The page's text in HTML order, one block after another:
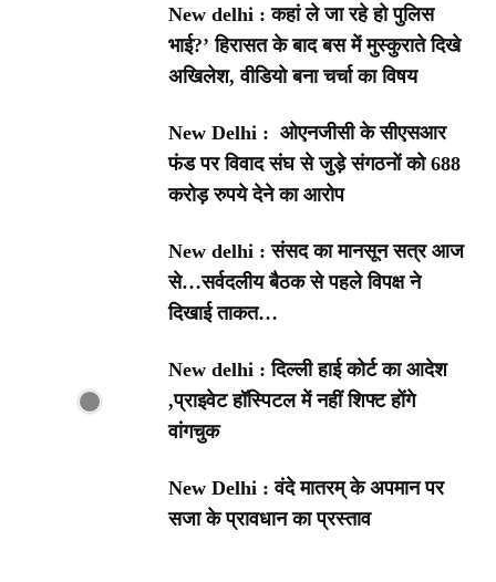
New delhi : कहां ले जा रहे हो पुलिस
भाई?’ हिरासत के बाद बस में मुस्कुराते दिखे
अखिलेश, वीडियो बना चर्चा का विषय
New Delhi : ओएनजीसी के सीएसआर
फंड पर विवाद संघ से जुड़े संगठनों को 688
करोड़ रुपये देने का आरोप
New delhi : संसद का मानसून सत्र आज
से…सर्वदलीय बैठक से पहले विपक्ष ने
दिखाई ताकत…
New delhi : दिल्ली हाई कोर्ट का आदेश
,प्राइवेट हॉस्पिटल में नहीं शिफ्ट होंगे
वांगचुक
New Delhi : वंदे मातरम् के अपमान पर
सजा के प्रावधान का प्रस्ताव